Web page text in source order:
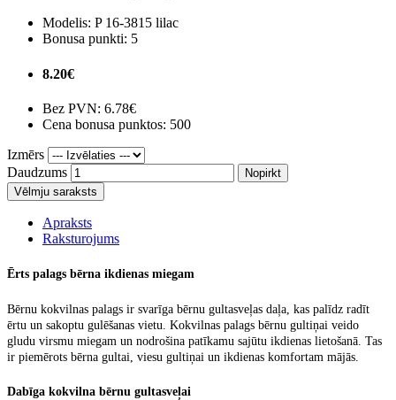
Modelis: P 16-3815 lilac
Bonusa punkti: 5
8.20€
Bez PVN: 6.78€
Cena bonusa punktos: 500
Izmērs
Daudzums
Nopirkt
Vēlmju saraksts
Apraksts
Raksturojums
Ērts palags bērna ikdienas miegam
Bērnu kokvilnas palags ir svarīga bērnu gultasveļas daļa, kas palīdz radīt
ērtu un sakoptu gulēšanas vietu. Kokvilnas palags bērnu gultiņai veido
gludu virsmu miegam un nodrošina patīkamu sajūtu ikdienas lietošanā. Tas
ir piemērots bērna gultai, viesu gultiņai un ikdienas komfortam mājās.
Dabīga kokvilna bērnu gultasveļai